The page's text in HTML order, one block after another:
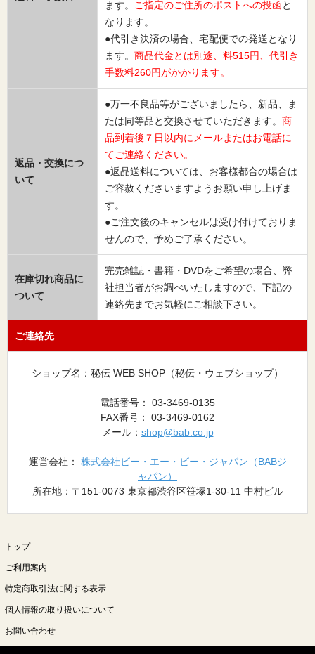
ます。 ご指定のご住所のポストへの投函と
なります。
●代引き決済の場合、宅配便での発送となり
ます。 商品代金とは別途、料515円、代引き
手数料260円がかかります。
返品・交換につ
いて
●万一不良品等がございましたら、新品、ま
たは同等品と交換させていただきます。 商
品到着後７日以内にメールまたはお電話に
てご連絡ください。
●返品送料については、お客様都合の場合は
ご容赦くださいますようお願い申し上げま
す。
●ご注文後のキャンセルは受け付けておりま
せんので、予めご了承ください。
在庫切れ商品に
ついて
完売雑誌・書籍・DVDをご希望の場合、弊
社担当者がお調べいたしますので、下記の
連絡先までお気軽にご相談下さい。
ご連絡先
ショップ名：秘伝 WEB SHOP（秘伝・ウェブショップ）
電話番号： 03-3469-0135
FAX番号： 03-3469-0162
メール： shop@bab.co.jp
運営会社： 株式会社ビー・エー・ビー・ジャパン（BABジ
ャパン）
所在地：〒151-0073 東京都渋谷区笹塚1-30-11 中村ビル
トップ
ご利用案内
特定商取引法に関する表示
個人情報の取り扱いについて
お問い合わせ